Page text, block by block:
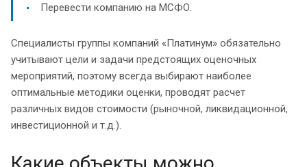
Перевести компанию на МСФО.
Специалисты группы компаний «Платинум» обязательно
учитывают цели и задачи предстоящих оценочных
мероприятий, поэтому всегда выбирают наиболее
оптимальные методики оценки, проводят расчет
различных видов стоимости (рыночной, ликвидационной,
инвестиционной и т.д.).